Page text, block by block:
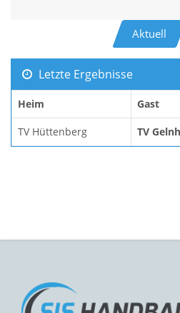
Aktuell
Letzte Ergebnisse
Heim Gast
TV Hüttenberg TV